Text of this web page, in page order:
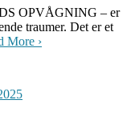
OPVÅGNING – er
traumer. Det er et
More ›